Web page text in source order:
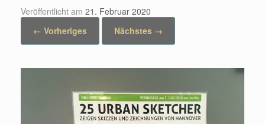
Veröffentlicht am 21. Februar 2020
← Vorheriges
Nächstes →